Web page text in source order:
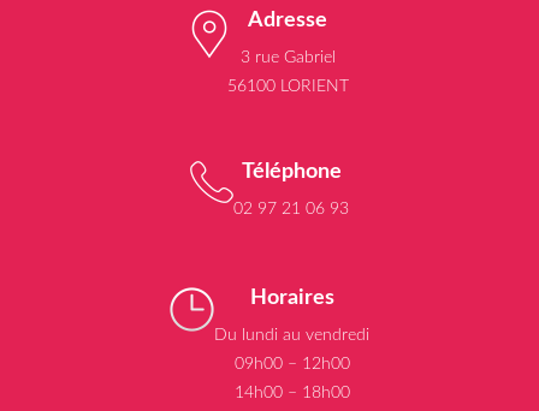
Adresse
3 rue Gabriel
56100 LORIENT
Téléphone
02 97 21 06 93
Horaires
Du lundi au vendredi
09h00 – 12h00
14h00 – 18h00